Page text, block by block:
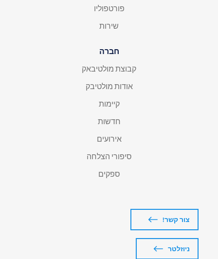
פורטפוליו
שירות
חברה
קבוצת מולטיבאק
אודות מולטיבק
קיימות
חדשות
אירועים
סיפורי הצלחה
ספקים
צור קשר!
ניוזלטר